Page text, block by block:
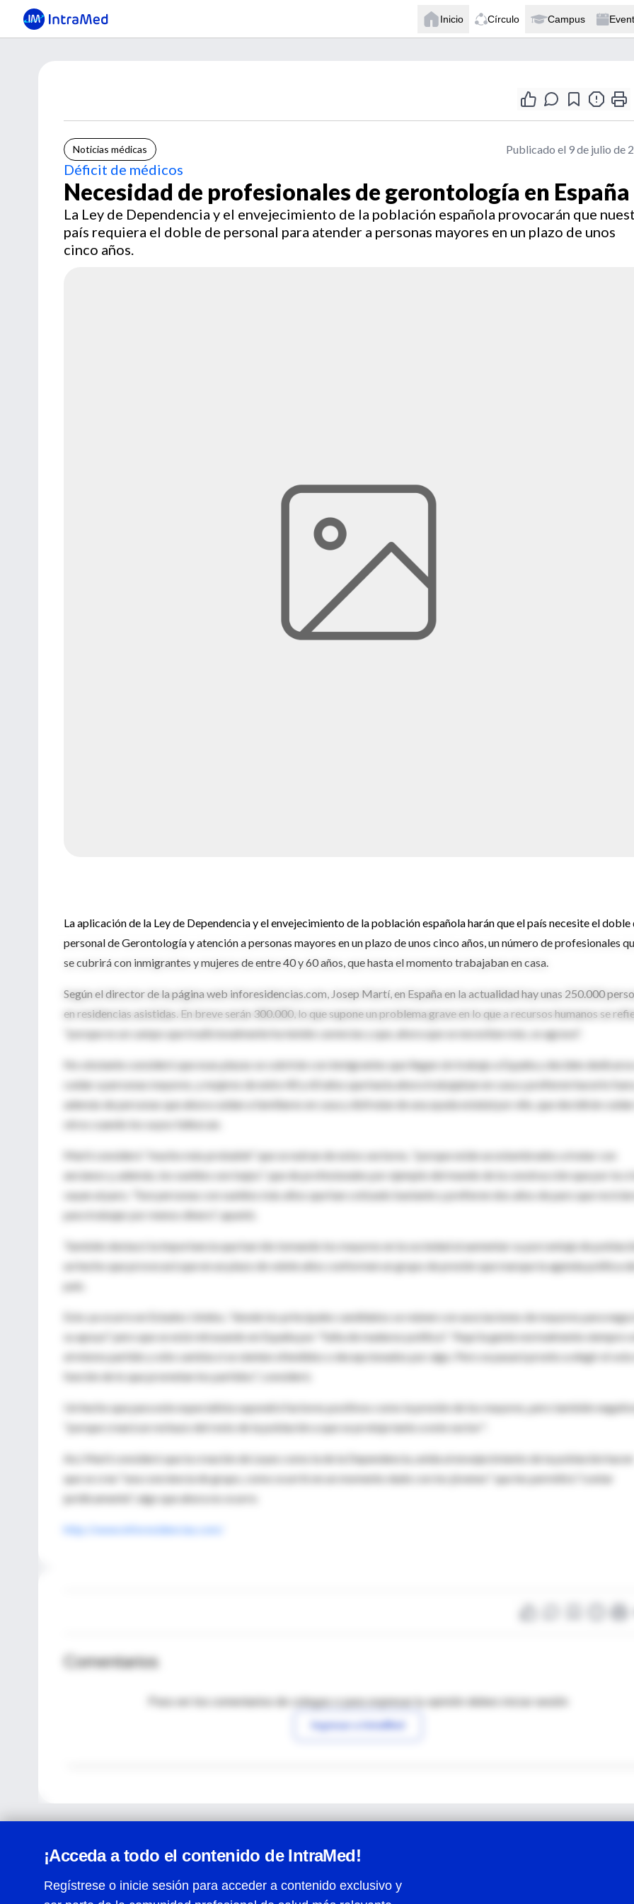
Inicio Círculo Campus
Noticias médicas Publicado el 9 de julio de
Déficit de médicos
Necesidad de profesionales de gerontología en España
La Ley de Dependencia y el envejecimiento de la población española provocarán que
país requiera el doble de personal para atender a personas mayores en un plazo de unos
cinco años.
La aplicación de la Ley de Dependencia y el envejecimiento de la población española harán que el país necesite el doble
personal de Gerontología y atención a personas mayores en un plazo de unos cinco años, un número de profesionales
se cubrirá con inmigrantes y mujeres de entre 40 y 60 años, que hasta el momento trabajaban en casa.
Según el director de la página web inforesidencias.com, Josep Martí, en España en la actualidad hay unas 250.000
en residencias asistidas. En breve serán 300.000, lo que supone un problema grave en lo que a recursos humanos se
"porque es un campo que tradicionalmente ha tenido carencias y que, ahora que se necesitan más, se agrava".
No obstante consideró que esas plazas se cubrirán con inmigrantes que llegan sin trabajo a España y deciden dedicarse
cuidar a personas mayores, y mujeres de entre 40 y 60 años que hasta ahora trabajaban en casa y prefieren hacerlo fuera,
además de personas que ahora cuidan a familiares en casa y disfrutan de una ayuda estatal por ello, que decidirán cuidar
otros cuando los suyos fallezcan.
Martí consideró "mucho más probable" que se nutran de estos sectores, "porque están acostumbrados a tratar con
ancianos y, además, los sueldos son bajos", que de profesionales por ejemplo del mundo de la construcción que por la
vayan al paro. "Son personas con sueldos más altos que han cotizado bastante y prefieren dos años de paro que
para trabajar por menos dinero", apuntó.
También destacó la importancia que han ido tomando los mayores en la sociedad al aumentar su porcentaje de
un hecho que provocará que en un plazo de veinte años conformen un grupo de presión que marque la agenda política
país.
Esto ya ocurre en Estados Unidos, "donde los principales candidatos se reúnen con asociaciones de mayores para
su apoyo" pero que se está retrasando en España por "falta de madurez política". "Aquí la gente normalmente siempre
al mismo partido y sólo cambia si se sienten ofendidos o decepcionados por algo. Pero se pasará pronto a elegir el voto
función de lo que prometan los partidos", consideró.
Un hecho que para este especialista supondrá factores positivos como la presión de los mayores, pero también
"porque creará un rechazo del resto de la población a que se proteja tanto a este sector".
Así, Martí consideró que la creación de Leyes como la de la Dependencia, unida al envejecimiento de la población hacen
que se cree "una conciencia de grupo, como ocurrió en un momento dado con los jóvenes" que les permitirá "contar
jurídicamente", algo que ahora no ocurre.
http://www.inforesidencias.com/
Comentarios
Para ver los comentarios de colegas o para expresar tu opinión debes iniciar sesión
Ingresar a IntraMed
¡Acceda a todo el contenido de IntraMed!
Regístrese o inicie sesión para acceder a contenido exclusivo y